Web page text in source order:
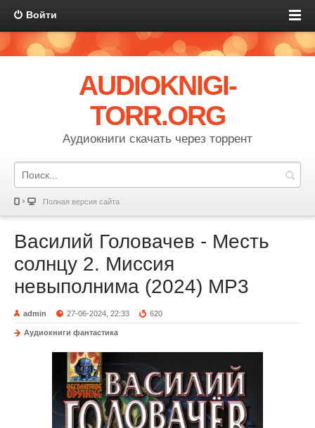
Войти
AUDIOKNIGI-
TORR.ORG
Аудиокниги скачать через торрент
Полная версия сайта
Василий Головачев - Месть
солнцу 2. Миссия
невыполнима (2024) MP3
admin 27-06-2024, 22:33 620
Аудиокниги фантастика